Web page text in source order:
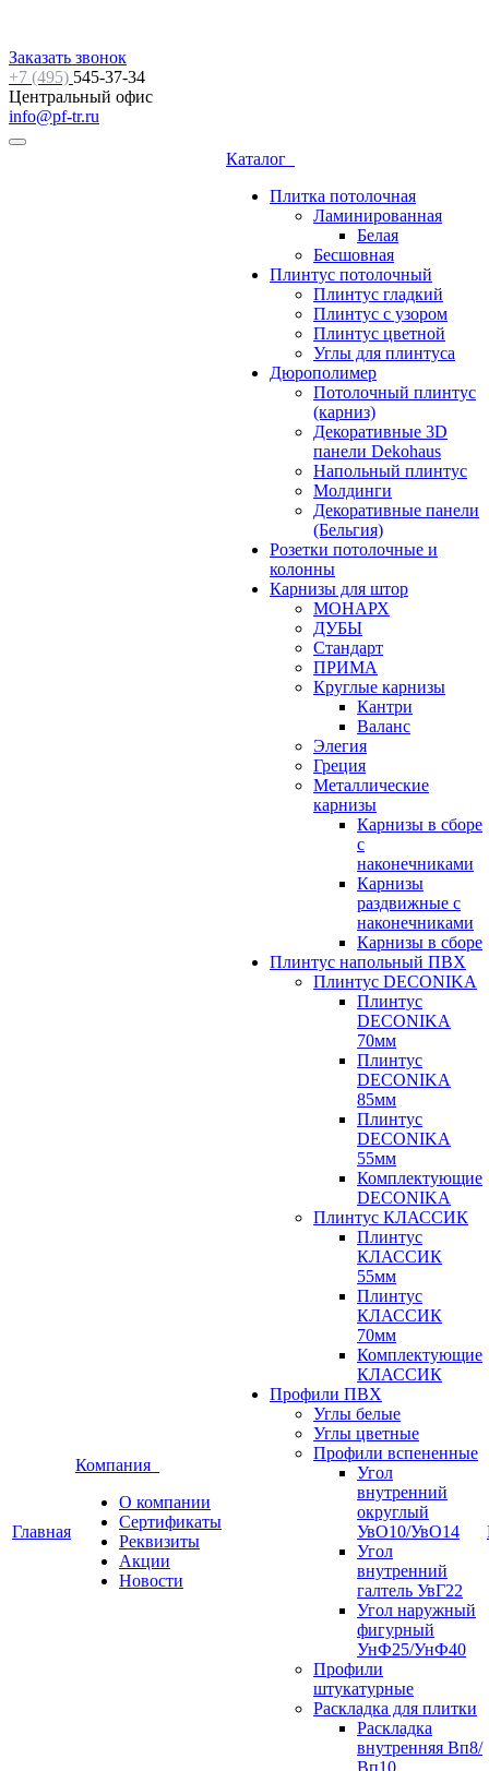
Заказать звонок
+7 (495) 545-37-34
Центральный офис
info@pf-tr.ru
Главная
Компания
О компании
Сертификаты
Реквизиты
Акции
Новости
Каталог
Плитка потолочная
Ламинированная
Белая
Бесшовная
Плинтус потолочный
Плинтус гладкий
Плинтус с узором
Плинтус цветной
Углы для плинтуса
Дюрополимер
Потолочный плинтус
(карниз)
Декоративные 3D
панели Dekohaus
Напольный плинтус
Молдинги
Декоративные панели
(Бельгия)
Розетки потолочные и
колонны
Карнизы для штор
МОНАРХ
ДУБЫ
Стандарт
ПРИМА
Круглые карнизы
Кантри
Валанс
Элегия
Греция
Металлические
карнизы
Карнизы в сборе
с
наконечниками
Карнизы
раздвижные с
наконечниками
Карнизы в сборе
Плинтус напольный ПВХ
Плинтус DECONIKA
Плинтус
DECONIKA
70мм
Плинтус
DECONIKA
85мм
Плинтус
DECONIKA
55мм
Комплектующие
DECONIKA
Плинтус КЛАССИК
Плинтус
КЛАССИК
55мм
Плинтус
КЛАССИК
70мм
Комплектующие
КЛАССИК
Профили ПВХ
Углы белые
Углы цветные
Профили вспененные
Угол
внутренний
округлый
УвО10/УвО14
Угол
внутренний
галтель УвГ22
Угол наружный
фигурный
УнФ25/УнФ40
Профили
штукатурные
Раскладка для плитки
Раскладка
внутренняя Вп8/
Вп10